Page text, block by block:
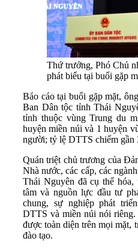
Thứ trưởng, Phó Chủ
phát biểu tại buổi gặp
Báo cáo tại buổi gặp mặt,
Ban Dân tộc tỉnh Thái
tỉnh thuộc vùng Trung du
huyện miền núi và 1 huyện
người; tỷ lệ DTTS chiếm gần
Quán triệt chủ trương của
Nhà nước, các cấp, các
Thái Nguyên đã cụ thể
tâm và nguồn lực đầu tư
chung, sự nghiệp phát
DTTS và miền núi nói
được toàn diện trên mọi mặt,
đào tạo.